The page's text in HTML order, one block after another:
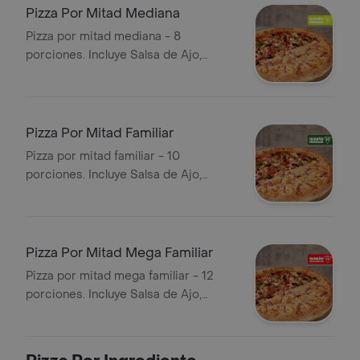
Pizza Por Mitad Mediana
Pizza por mitad mediana - 8
porciones. Incluye Salsa de Ajo,
Pizza Por Mitad Familiar
Pizza por mitad familiar - 10
porciones. Incluye Salsa de Ajo,
Pizza Por Mitad Mega Familiar
Pizza por mitad mega familiar - 12
porciones. Incluye Salsa de Ajo,